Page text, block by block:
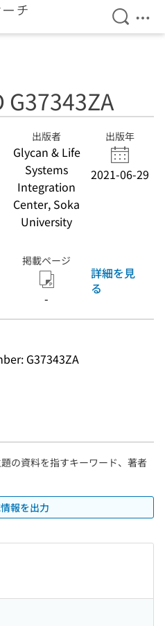
検索を
メ
G37343ZA
出版者
Glycan & Life
Systems
Integration
Center, Soka
University
出版年
2021-06-29
掲載ページ
-
詳細を見
る
G37343ZA
の資料を指すキーワード、著者
報を出力